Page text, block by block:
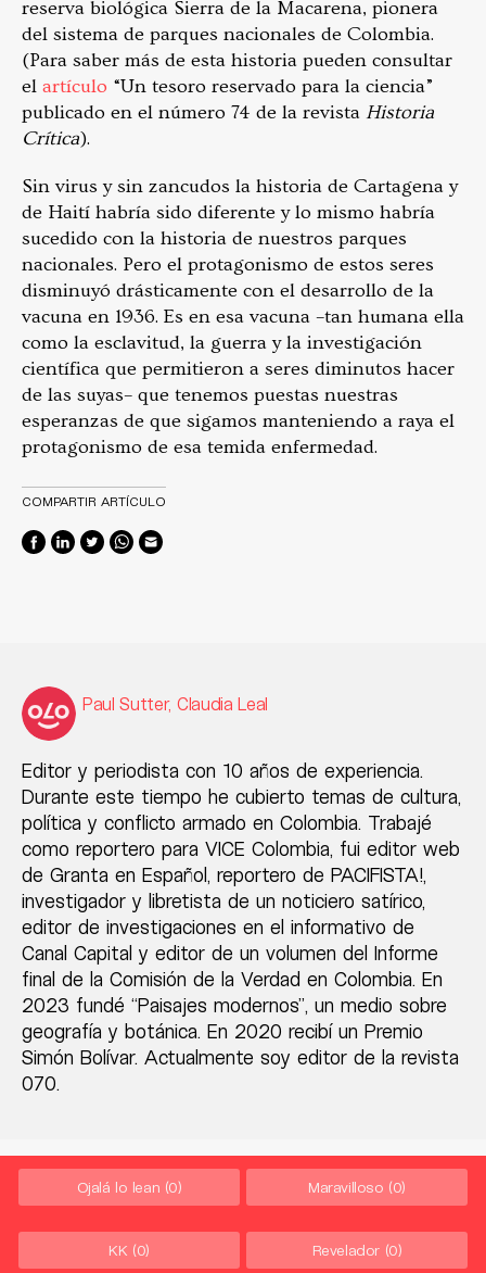
reserva biológica Sierra de la Macarena, pionera
del sistema de parques nacionales de Colombia.
(Para saber más de esta historia pueden consultar
el artículo “Un tesoro reservado para la ciencia”
publicado en el número 74 de la revista Historia
Crítica).
Sin virus y sin zancudos la historia de Cartagena y
de Haití habría sido diferente y lo mismo habría
sucedido con la historia de nuestros parques
nacionales. Pero el protagonismo de estos seres
disminuyó drásticamente con el desarrollo de la
vacuna en 1936. Es en esa vacuna –tan humana ella
como la esclavitud, la guerra y la investigación
científica que permitieron a seres diminutos hacer
de las suyas– que tenemos puestas nuestras
esperanzas de que sigamos manteniendo a raya el
protagonismo de esa temida enfermedad.
COMPARTIR ARTÍCULO
Paul Sutter, Claudia Leal
Editor y periodista con 10 años de experiencia.
Durante este tiempo he cubierto temas de cultura,
política y conflicto armado en Colombia. Trabajé
como reportero para VICE Colombia, fui editor web
de Granta en Español, reportero de PACIFISTA!,
investigador y libretista de un noticiero satírico,
editor de investigaciones en el informativo de
Canal Capital y editor de un volumen del Informe
final de la Comisión de la Verdad en Colombia. En
2023 fundé “Paisajes modernos”, un medio sobre
geografía y botánica. En 2020 recibí un Premio
Simón Bolívar. Actualmente soy editor de la revista
070.
Ojalá lo lean (0) Maravilloso (0)
KK (0) Revelador (0)